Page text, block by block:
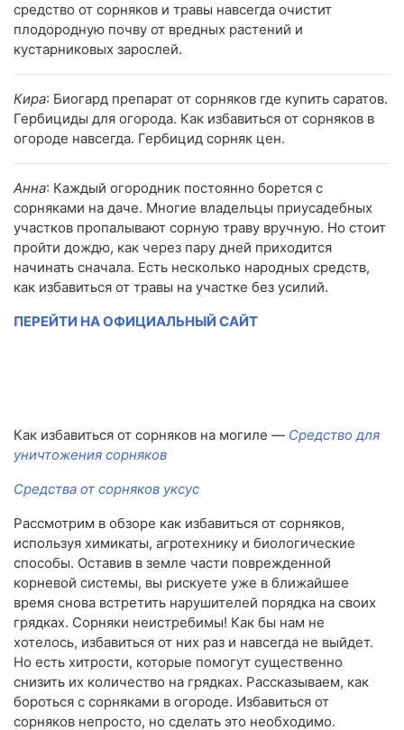
средство от сорняков и травы навсегда очистит
плодородную почву от вредных растений и
кустарниковых зарослей.
Кира: Биогард препарат от сорняков где купить саратов.
Гербициды для огорода. Как избавиться от сорняков в
огороде навсегда. Гербицид сорняк цен.
Анна: Каждый огородник постоянно борется с
сорняками на даче. Многие владельцы приусадебных
участков пропалывают сорную траву вручную. Но стоит
пройти дождю, как через пару дней приходится
начинать сначала. Есть несколько народных средств,
как избавиться от травы на участке без усилий.
ПЕРЕЙТИ НА ОФИЦИАЛЬНЫЙ САЙТ
Как избавиться от сорняков на могиле — Средство для
уничтожения сорняков
Средства от сорняков уксус
Рассмотрим в обзоре как избавиться от сорняков,
используя химикаты, агротехнику и биологические
способы. Оставив в земле части поврежденной
корневой системы, вы рискуете уже в ближайшее
время снова встретить нарушителей порядка на своих
грядках. Сорняки неистребимы! Как бы нам не
хотелось, избавиться от них раз и навсегда не выйдет.
Но есть хитрости, которые помогут существенно
снизить их количество на грядках. Рассказываем, как
бороться с сорняками в огороде. Избавиться от
сорняков непросто, но сделать это необходимо.